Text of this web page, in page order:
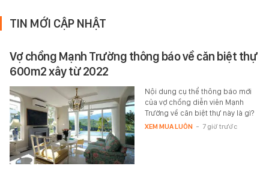
TIN MỚI CẬP NHẬT
Vợ chồng Mạnh Trường thông báo về căn biệt thự
600m2 xây từ 2022
Nội dung cụ thể thông báo mới
của vợ chồng diễn viên Mạnh
Trường về căn biệt thự này là gì?
XEM MUA LUÔN - 7 giờ trước